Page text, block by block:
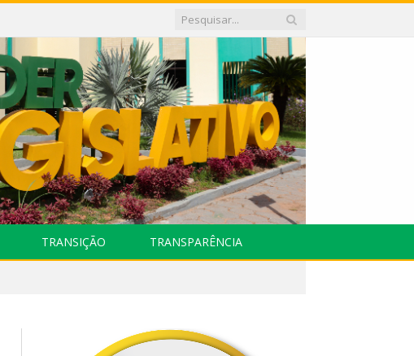
TRANSIÇÃO TRANSPARÊNCIA